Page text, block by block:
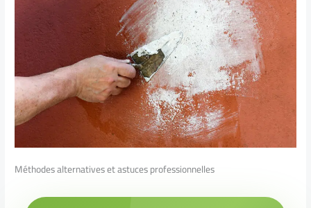
Méthodes alternatives et astuces professionnelles